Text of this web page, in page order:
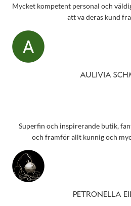
Mycket kompetent personal och
att va deras kund
AULIVIA
Superfin och inspirerande butik,
och framför allt kunnig och
PETRONELLA